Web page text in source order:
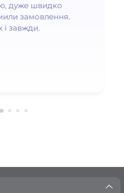
дуже швидко
замовлення.
і завжди.